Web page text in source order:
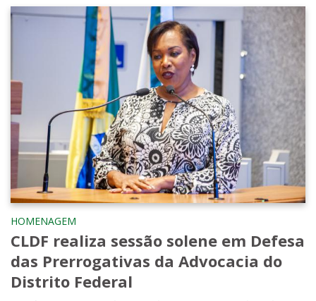
HOMENAGEM
CLDF realiza sessão solene em Defesa
das Prerrogativas da Advocacia do
Distrito Federal